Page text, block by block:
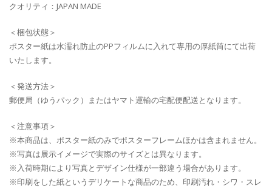
クオリティ：JAPAN MADE
＜梱包状態＞
ポスター紙は水濡れ防止のPPフィルムに入れて専用の厚紙筒にて出荷
いたします。
＜発送方法＞
郵便局（ゆうパック）またはヤマト運輸の宅配便配送となります。
＜注意事項＞
※本商品は、ポスター紙のみでポスターフレームほかは含まれません。
※写真は展示イメージで実際のサイズとは異なります。
※入荷時期により写真とデザイン仕様が一部違う場合があります。
※印刷をした紙というデリケートな商品のため、印刷汚れ・シワ・スレ